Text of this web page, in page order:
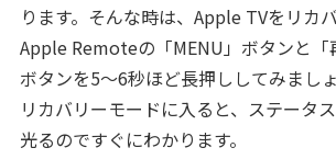
ります。そんな時は、Apple TVをリカ
Apple Remoteの「MENU」ボタンと「
ボタンを5〜6秒ほど長押ししてみまし
リカバリーモードに入ると、ステータ
光るのですぐにわかります。